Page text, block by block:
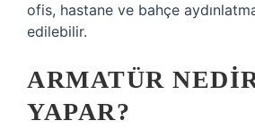
ofis, hastane ve bahçe
edilebilir.
ARMATÜR
YAPAR?